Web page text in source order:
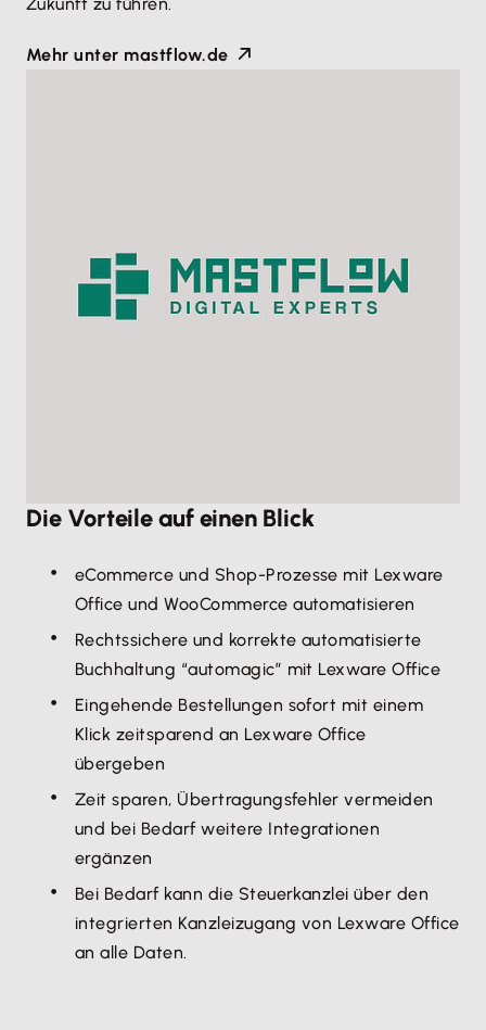
Mehr unter mastflow.de
Die Vorteile auf einen Blick
eCommerce und Shop-Prozesse mit Lexware
Office und WooCommerce automatisieren
Rechtssichere und korrekte automatisierte
Buchhaltung “automagic” mit Lexware Office
Eingehende Bestellungen sofort mit einem
Klick zeitsparend an Lexware Office
übergeben
Zeit sparen, Übertragungsfehler vermeiden
und bei Bedarf weitere Integrationen
ergänzen
Bei Bedarf kann die Steuerkanzlei über den
integrierten Kanzleizugang von Lexware Office
an alle Daten.